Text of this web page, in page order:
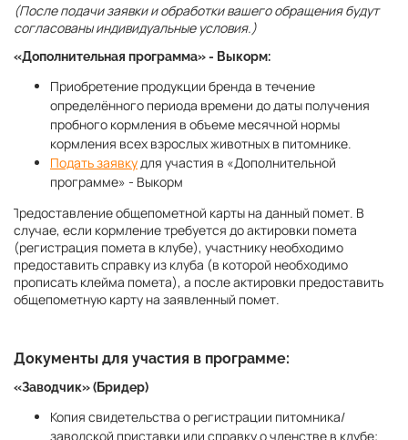
(После подачи заявки и обработки вашего обращения будут
согласованы индивидуальные условия.)
«Дополнительная программа» - Выкорм:
Приобретение продукции бренда в течение
определённого периода времени до даты получения
пробного кормления в объеме месячной нормы
кормления всех взрослых животных в питомнике.
Подать заявку для участия в «Дополнительной
программе» - Выкорм
Предоставление общепометной карты на данный помет. В
случае, если кормление требуется до актировки помета
(регистрация помета в клубе), участнику необходимо
предоставить справку из клуба (в которой необходимо
прописать клейма помета), а после актировки предоставить
общепометную карту на заявленный помет.
Документы для участия в программе:
«Заводчик» (Бридер)
Копия свидетельства о регистрации питомника/
заводской приставки или справку о членстве в клубе;